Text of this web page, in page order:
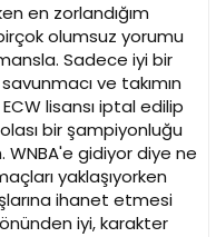
en zorlandığım
olumsuz yorumu
Sadece iyi bir
ve takımın
lisansı iptal edilip
bir şampiyonluğu
gidiyor diye ne
yaklaşıyorken
ihanet etmesi
iyi, karakter